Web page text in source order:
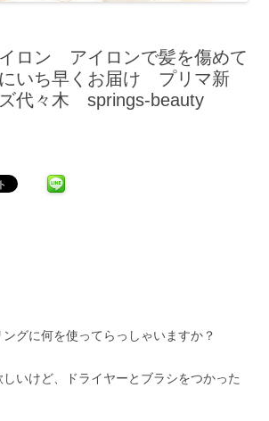
ロン アイロンで髪を傷めて
いち早くお届け プリマ新
代々木 springs-beauty
グに何を使ってらっしゃいますか？
いけど、ドライヤーとブラシをつかった